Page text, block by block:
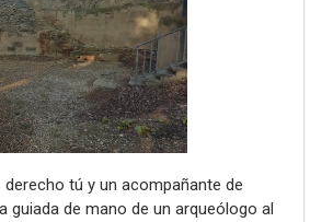
derecho tú y un acompañante de
guiada de mano de un arqueólogo al